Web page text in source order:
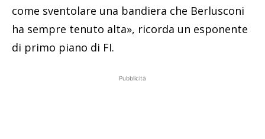
come sventolare una bandiera che Berlusconi
ha sempre tenuto alta», ricorda un esponente
di primo piano di FI.
Pubblicità